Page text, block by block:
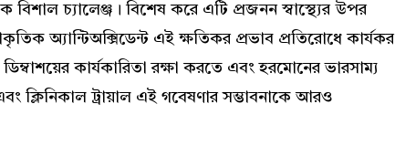
বিশাল চ্যালেঞ্জ। বিশেষ করে এটি প্রজনন স্বাস্থ্যের উপর
অ্যান্টিঅক্সিডেন্ট এই ক্ষতিকর প্রভাব প্রতিরোধে কার্যকর
কার্যকারিতা রক্ষা করতে এবং হরমোনের ভারসাম্য
ক্লিনিকাল ট্রায়াল এই গবেষণার সম্ভাবনাকে আরও